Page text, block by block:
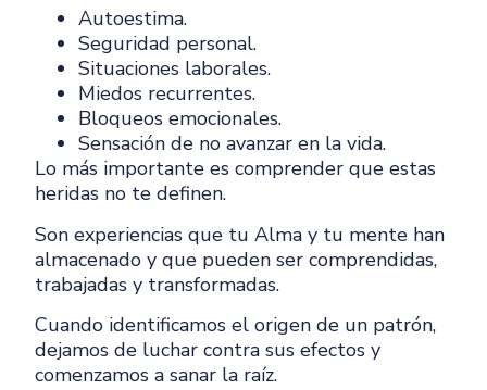
Autoestima.
Seguridad personal.
Situaciones laborales.
Miedos recurrentes.
Bloqueos emocionales.
Sensación de no avanzar en la vida.
Lo más importante es comprender que estas
heridas no te definen.
Son experiencias que tu Alma y tu mente han
almacenado y que pueden ser comprendidas,
trabajadas y transformadas.
Cuando identificamos el origen de un patrón,
dejamos de luchar contra sus efectos y
comenzamos a sanar la raíz.